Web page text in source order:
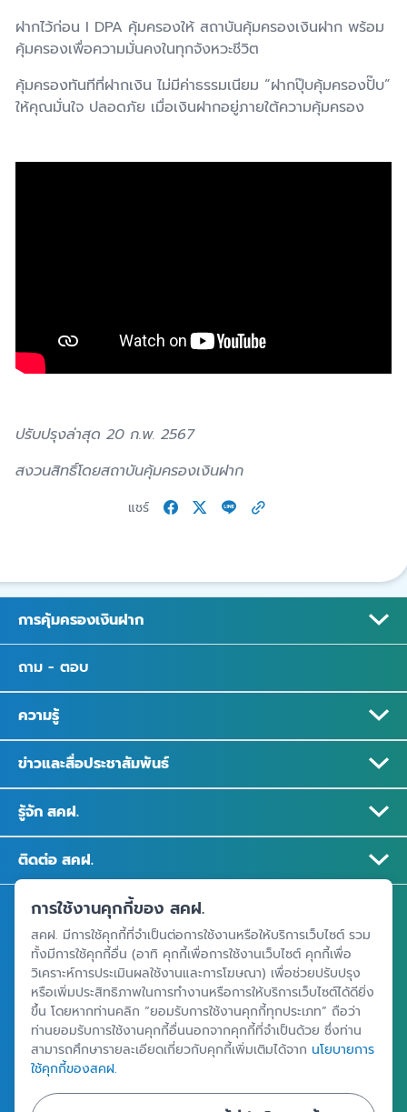
ฝากไว้ก่อน I DPA คุ้มครองให้ สถาบันคุ้มครองเงินฝาก พร้อม
คุ้มครองเพื่อความมั่นคงในทุกจังหวะชีวิต
คุ้มครองทันทีที่ฝากเงิน ไม่มีค่าธรรมเนียม “ฝากปุ๊บคุ้มครองปั๊บ”
ให้คุณมั่นใจ ปลอดภัย เมื่อเงินฝากอยู่ภายใต้ความคุ้มครอง
ปรับปรุงล่าสุด 20 ก.พ. 2567
สงวนสิทธิ์โดยสถาบันคุ้มครองเงินฝาก
แชร์
การคุ้มครองเงินฝาก
ถาม - ตอบ
ความรู้
ข่าวและสื่อประชาสัมพันธ์
รู้จัก สคฝ.
ติดต่อ สคฝ.
สถาบันคุ้มครองเงินฝาก
อาคารเอสเจ อินฟินิท วัน บิสซิเนสคอมเพล็กซ์ ชั้น 25 - 27 เลขที่ 349
ถนนวิภาวดีรังสิต แขวงจอมพล เขตจตุจักร กรุงเทพฯ 10900
ศูนย์ข้อมูลคุ้มครองเงินฝาก
การใช้งานคุกกี้ของ สคฝ.
สคฝ. มีการใช้คุกกี้ที่จำเป็นต่อการใช้งานหรือให้บริการเว็บไซต์ รวม
ทั้งมีการใช้คุกกี้อื่น (อาทิ คุกกี้เพื่อการใช้งานเว็บไซต์ คุกกี้เพื่อ
วิเคราะห์การประเมินผลใช้งานและการโฆษณา) เพื่อช่วยปรับปรุง
หรือเพิ่มประสิทธิภาพในการทำงานหรือการให้บริการเว็บไซต์ได้ดียิ่ง
ขึ้น โดยหากท่านคลิก “ยอมรับการใช้งานคุกกี้ทุกประเภท” ถือว่า
ท่านยอมรับการใช้งานคุกกี้อื่นนอกจากคุกกี้ที่จำเป็นด้วย ซึ่งท่าน
สามารถศึกษารายละเอียดเกี่ยวกับคุกกี้เพิ่มเติมได้จาก นโยบายการ
ใช้คุกกี้ของสคฝ.